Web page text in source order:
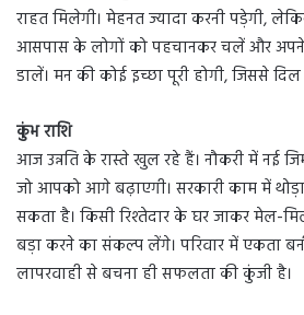
राहत मिलेगी। मेहनत ज्यादा करनी पड़ेगी,
आसपास के लोगों को पहचानकर चलें और
डालें। मन की कोई इच्छा पूरी होगी, जिससे
कुंभ राशि
आज उन्नति के रास्ते खुल रहे हैं। नौकरी में नई
जो आपको आगे बढ़ाएगी। सरकारी काम में
सकता है। किसी रिश्तेदार के घर जाकर मेल-
बड़ा करने का संकल्प लेंगे। परिवार में एकता
लापरवाही से बचना ही सफलता की कुंजी है।